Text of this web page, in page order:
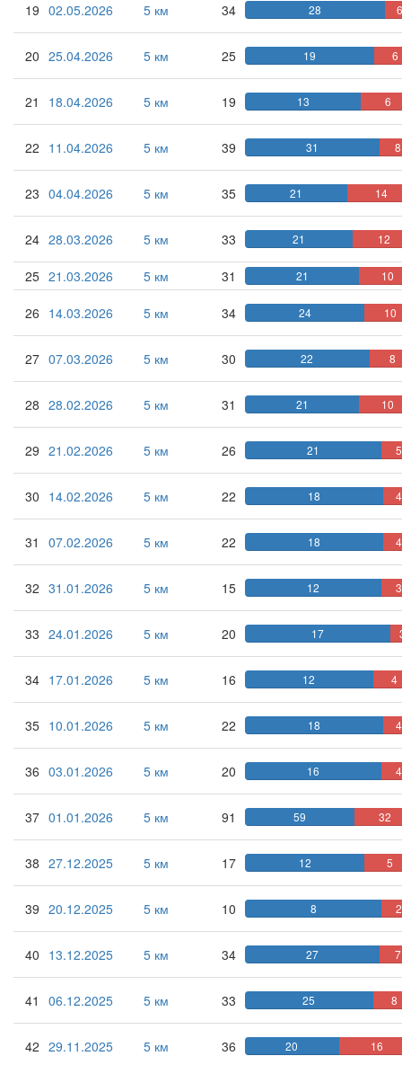
19 02.05.2026 5 км 34 28
20 25.04.2026 5 км 25 19 6
21 18.04.2026 5 км 19 13 6
22 11.04.2026 5 км 39 31 8
23 04.04.2026 5 км 35 21 14
24 28.03.2026 5 км 33 21 12
25 21.03.2026 5 км 31 21 10
26 14.03.2026 5 км 34 24 10
27 07.03.2026 5 км 30 22 8
28 28.02.2026 5 км 31 21 10
29 21.02.2026 5 км 26 21 5
30 14.02.2026 5 км 22 18 4
31 07.02.2026 5 км 22 18 4
32 31.01.2026 5 км 15 12 3
33 24.01.2026 5 км 20 17
34 17.01.2026 5 км 16 12 4
35 10.01.2026 5 км 22 18 4
36 03.01.2026 5 км 20 16 4
37 01.01.2026 5 км 91 59 32
38 27.12.2025 5 км 17 12 5
39 20.12.2025 5 км 10 8 2
40 13.12.2025 5 км 34 27 7
41 06.12.2025 5 км 33 25 8
42 29.11.2025 5 км 36 20 16